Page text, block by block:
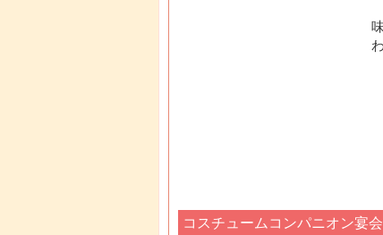
コスチュームコンパニオン宴